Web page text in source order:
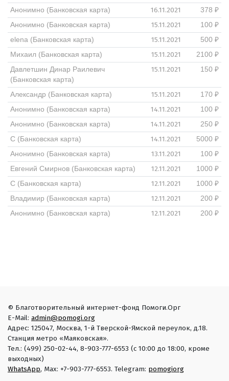
Анонимно (Банковская карта)
16.11.2021
378 ₽
Анонимно (Банковская карта)
15.11.2021
100 ₽
elena (Банковская карта)
15.11.2021
500 ₽
Михаил (Банковская карта)
15.11.2021
2100 ₽
Давлетшин Динар Раилевич
(Банковская карта)
15.11.2021 150 ₽
Александр (Банковская карта) 15.11.2021
170 ₽
Анонимно (Банковская карта)
14.11.2021
100 ₽
Анонимно (Банковская карта)
14.11.2021
250 ₽
С (Банковская карта)
14.11.2021
5000 ₽
Анонимно (Банковская карта)
13.11.2021
100 ₽
Евгений Смирнов (Банковская карта)
12.11.2021
1000 ₽
С (Банковская карта)
12.11.2021
1000 ₽
Владимир (Банковская карта)
12.11.2021
200 ₽
Анонимно (Банковская карта)
12.11.2021 200 ₽
© Благотворительный интернет-фонд Помоги.Орг
E-Mail: admin@pomogi.org
Адрес: 125047, Москва, 1-й Тверской-Ямской переулок, д.18.
Станция метро «Маяковская».
Тел.: (499) 250-02-44, 8-903-777-6553 (с 10:00 до 18:00, кроме
выходных)
WhatsApp, Max: +7-903-777-6553. Telegram: pomogiorg